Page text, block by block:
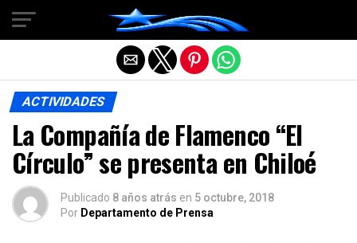
ACTIVIDADES
La Compañía de Flamenco “El
Círculo” se presenta en Chiloé
Publicado 8 años atrás en 5 octubre, 2018
Por Departamento de Prensa
Salir de la versión móvil